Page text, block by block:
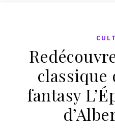
classique
fantasy